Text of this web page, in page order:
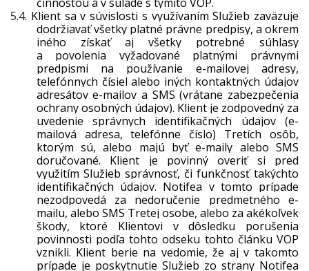
5.4. Klient sa v súvislosti s využívaním Služieb zaväzuje
dodržiavať všetky platné právne predpisy, a okrem
iného získať aj všetky potrebné súhlasy
a povolenia vyžadované platnými právnymi
predpismi na používanie e-mailovej adresy,
telefónnych čísiel alebo iných kontaktných údajov
adresátov e-mailov a SMS (vrátane zabezpečenia
ochrany osobných údajov). Klient je zodpovedný za
uvedenie správnych identifikačných údajov (e-
mailová adresa, telefónne číslo) Tretích osôb,
ktorým sú, alebo majú byť e-maily alebo SMS
doručované. Klient je povinný overiť si pred
využitím Služieb správnosť, či funkčnosť takýchto
identifikačných údajov. Notifea v tomto prípade
nezodpovedá za nedoručenie predmetného e-
mailu, alebo SMS Tretej osobe, alebo za akékoľvek
škody, ktoré Klientovi v dôsledku porušenia
povinnosti podľa tohto odseku tohto článku VOP
vznikli. Klient berie na vedomie, že aj v takomto
prípade je poskytnutie Služieb zo strany Notifea